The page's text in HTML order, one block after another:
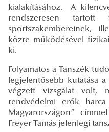
kialakításához. A
rendszeresen tartott
sportszakembereinek,
közre működésével
ki.
Folyamatos a Tanszék
legjelentősebb kutatása
végzett vizsgálat volt,
rendvédelmi erők
Magyarországon”
Freyer Tamás jelenlegi